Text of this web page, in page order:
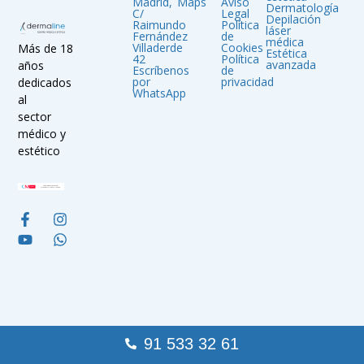
Más de 18
años
dedicados
al
sector
médico y
estético
Dermatología
Depilación
láser
médica
Estética
avanzada
Legal
Política
de
Cookies
Política
de
privacidad
C/
Raimundo
Fernández
Villaderde
42
Escríbenos
por
WhatsApp
91 533 32 61